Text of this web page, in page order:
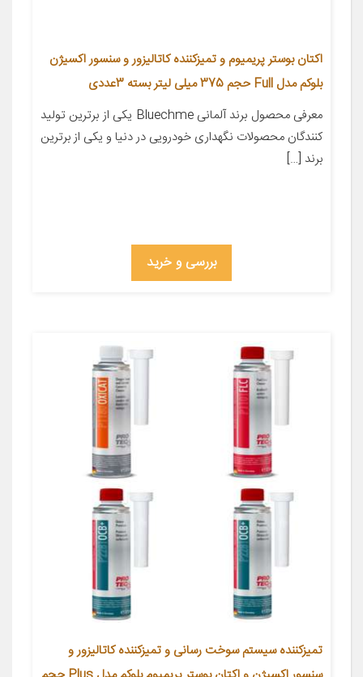
اکتان بوستر پریمیوم و تمیزکننده کاتالیزور و سنسور اکسیژن
بلوکم مدل Full حجم 375 میلی لیتر بسته 3عددی
معرفی محصول برند آلمانی Bluechme یکی از برترین تولید
کنندگان محصولات نگهداری خودرویی در دنیا و یکی از برترین
برند […]
بررسی و خرید
تمیزکننده سیستم‌ سوخت رسانی و تمیزکننده کاتالیزور و